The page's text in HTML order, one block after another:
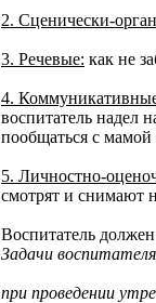
2. Сценически-
3. Речевые: как не
4.
воспитатель надел
пообщаться с мамой
5. Личностно-
смотрят и снимают
Воспитатель
Задачи воспитателя
при проведении